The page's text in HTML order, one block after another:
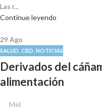
Las r...
Continue leyendo
29 Ago
SALUD CBD NOTICIAS
Derivados del
alimentación
Mel